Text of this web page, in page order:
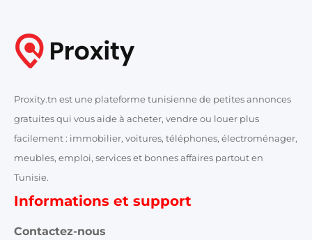
Proxity.tn est une plateforme tunisienne de petites annonces
gratuites qui vous aide à acheter, vendre ou louer plus
facilement : immobilier, voitures, téléphones, électroménager,
meubles, emploi, services et bonnes affaires partout en
Tunisie.
Informations et support
Contactez-nous